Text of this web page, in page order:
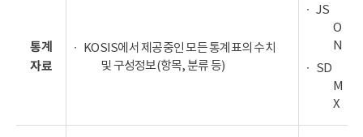
통계
자료
KOSIS에서 제공중인 모든 통계표의 수치
및 구성정보(항목, 분류 등)
JS
O
N
SD
M
X